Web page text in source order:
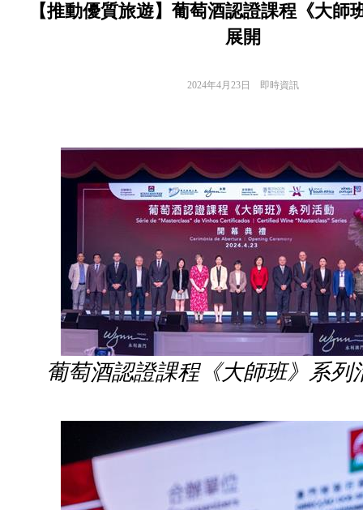
【推動優質旅遊】葡萄酒認證課程《大師
展開
2024年4月23日 即時資訊
葡萄酒認證課程《大師班》系列